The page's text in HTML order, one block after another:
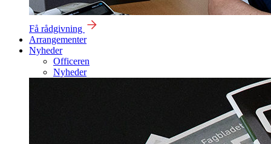
Få rådgivning
Arrangementer
Nyheder
Officeren
Nyheder